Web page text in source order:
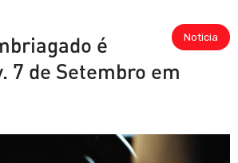
Noticia
é
7 de Setembro em